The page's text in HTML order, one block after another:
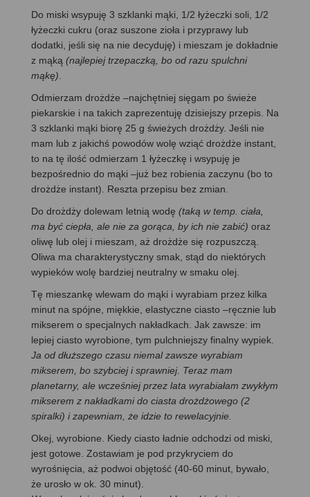
Do miski wsypuję 3 szklanki mąki, 1/2 łyżeczki soli, 1/2
łyżeczki cukru (oraz suszone zioła i przyprawy lub
dodatki, jeśli się na nie decyduję) i mieszam je dokładnie
z mąką (najlepiej trzepaczką, bo od razu spulchni
mąkę)
Odmierzam drożdże –najchętniej sięgam po świeże
piekarskie i na takich zaprezentuję dzisiejszy przepis. Na
3 szklanki mąki biorę 25 g świeżych drożdży. Jeśli nie
mam lub z jakichś powodów wolę wziąć drożdże instant,
to na tę ilość odmierzam 1 łyżeczkę i wsypuję je
bezpośrednio do mąki –już bez robienia zaczynu (bo to
drożdże instant). Reszta przepisu bez zmian.
Do drożdży dolewam letnią wodę (taką w temp. ciała,
ma być ciepła, ale nie za gorąca, by ich nie zabić) oraz
oliwę lub olej i mieszam, aż drożdże się rozpuszczą.
Oliwa ma charakterystyczny smak, stąd do niektórych
wypieków wolę bardziej neutralny w smaku olej.
Tę mieszankę wlewam do mąki i wyrabiam przez kilka
minut na spójne, miękkie, elastyczne ciasto –ręcznie lub
mikserem o specjalnych nakładkach. Jak zawsze: im
lepiej ciasto wyrobione, tym pulchniejszy finalny wypiek.
Ja od dłuższego czasu niemal zawsze wyrabiam
mikserem, bo szybciej i sprawniej. Teraz mam
planetarny, ale wcześniej przez lata wyrabiałam zwykłym
mikserem z nakładkami do ciasta drożdżowego (2
spiralki) i zapewniam, że idzie to rewelacyjnie.
Okej, wyrobione. Kiedy ciasto ładnie odchodzi od miski,
jest gotowe. Zostawiam je pod przykryciem do
wyrośnięcia, aż podwoi objętość (40-60 minut, bywało,
że urosło w ok. 30 minut).